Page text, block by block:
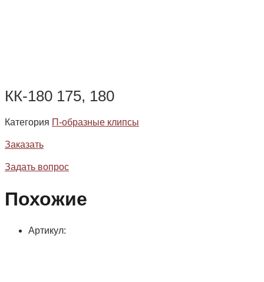
КК-180 175, 180
Категория П-образные клипсы
Заказать
Задать вопрос
Похожие
Артикул: